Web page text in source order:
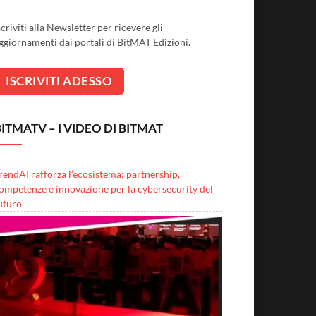
alla Newsletter per ricevere gli
dai portali di BitMAT Edizioni.
– I VIDEO DI BITMAT
rafforza l’ecosistema: partnership,
e innovazione per la cybersecurity del